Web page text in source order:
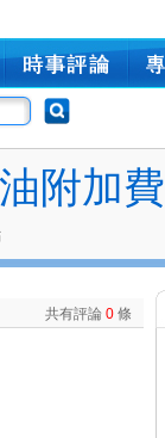
附加費
共有評論 0 條